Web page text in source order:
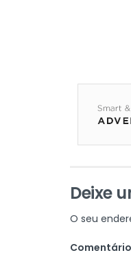
Deixe
O seu
Comentário